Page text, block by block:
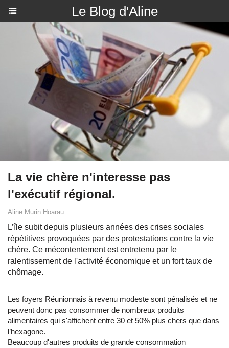
Le Blog d'Aline
La vie chère n'interesse pas
l'exécutif régional.
Aline Murin Hoarau
L’île subit depuis plusieurs années des crises sociales
répétitives provoquées par des protestations contre la vie
chère. Ce mécontentement est entretenu par le
ralentissement de l'activité économique et un fort taux de
chômage.
Les foyers Réunionnais à revenu modeste sont pénalisés et ne
peuvent donc pas consommer de nombreux produits
alimentaires qui s'affichent entre 30 et 50% plus chers que dans
l’hexagone.
Beaucoup d'autres produits de grande consommation